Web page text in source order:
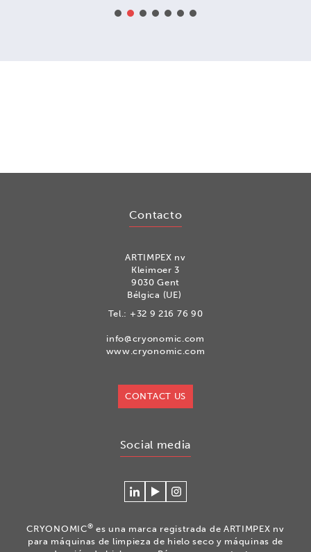
Contacto
ARTIMPEX nv
Kleimoer 3
9030 Gent
Bélgica (UE)
Tel.: +32 9 216 76 90
info@cryonomic.com
www.cryonomic.com
CONTACT US
Social media
Conéctese
Cryonomic
en
Mire
videos
en
Volg
op
Instagram
CRYONOMIC® es una marca registrada de ARTIMPEX nv
para máquinas de limpieza de hielo seco y máquinas de